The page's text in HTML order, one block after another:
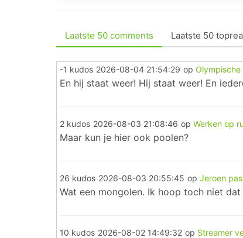
Laatste 50 comments Laatste 50
-1 kudos 2026-08-04 21:54:29 op Olympische
En hij staat weer! Hij staat weer! En
2 kudos 2026-08-03 21:08:46 op Werken op
Maar kun je hier ook poolen?
26 kudos 2026-08-03 20:55:45 op Jeroen
Wat een mongolen. Ik hoop toch niet
10 kudos 2026-08-02 14:49:32 op Streamer